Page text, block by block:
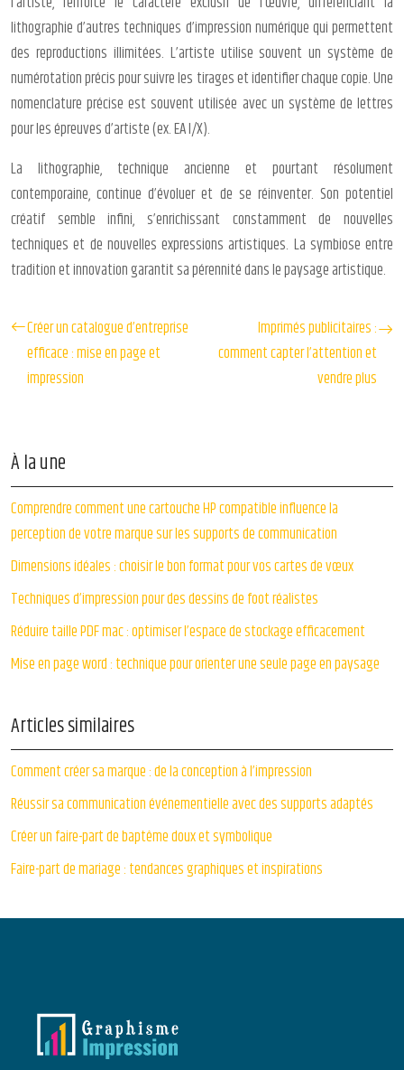
lithographie d’autres techniques d’impression numérique qui permettent
des reproductions illimitées. L’artiste utilise souvent un système de
numérotation précis pour suivre les tirages et identifier chaque copie. Une
nomenclature précise est souvent utilisée avec un système de lettres
pour les épreuves d’artiste (ex. EA I/X).
La lithographie, technique ancienne et pourtant résolument
contemporaine, continue d’évoluer et de se réinventer. Son potentiel
créatif semble infini, s’enrichissant constamment de nouvelles
techniques et de nouvelles expressions artistiques. La symbiose entre
tradition et innovation garantit sa pérennité dans le paysage artistique.
Créer un catalogue d’entreprise
efficace : mise en page et
impression
Imprimés publicitaires :
comment capter l’attention et
vendre plus
À la une
Comprendre comment une cartouche HP compatible influence la
perception de votre marque sur les supports de communication
Dimensions idéales : choisir le bon format pour vos cartes de vœux
Techniques d’impression pour des dessins de foot réalistes
Réduire taille PDF mac : optimiser l’espace de stockage efficacement
Mise en page word : technique pour orienter une seule page en paysage
Articles similaires
Comment créer sa marque : de la conception à l’impression
Réussir sa communication événementielle avec des supports adaptés
Créer un faire-part de baptême doux et symbolique
Faire-part de mariage : tendances graphiques et inspirations